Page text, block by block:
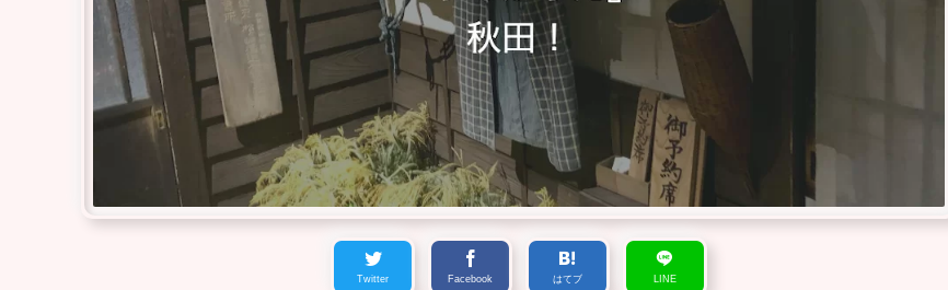
Twitter Facebook はてブ LINE